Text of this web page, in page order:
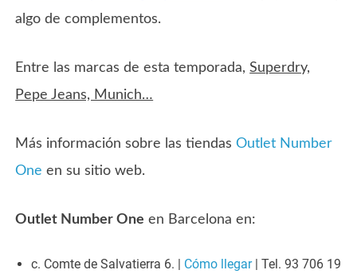
algo de complementos.
Entre las marcas de esta temporada,Superdry,
Pepe Jeans, Munich…
Más información sobre las tiendasOutlet Number
One en su sitio web.
Outlet Number One en Barcelona en:
c. Comte de Salvatierra 6. | Cómo llegar| Tel. 93 706 19